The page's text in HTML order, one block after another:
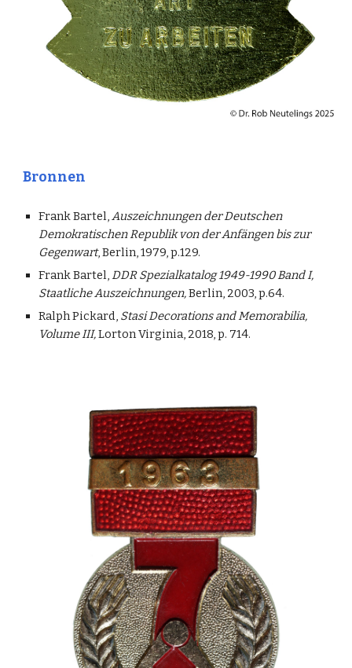
Bronnen
Frank Bartel,Auszeichnungen der Deutschen
Demokratischen Republik von der Anfängen bis zur
Gegenwart, Berlin, 1979, p.129.
Frank Bartel,DDR Spezialkatalog 1949-1990 Band I,
Staatliche Auszeichnungen,Berlin, 2003, p.64.
Ralph Pickard, Stasi Decorations and Memorabilia,
Volume III,Lorton Virginia, 2018, p. 714.